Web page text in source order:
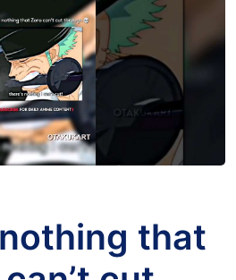
nothing that